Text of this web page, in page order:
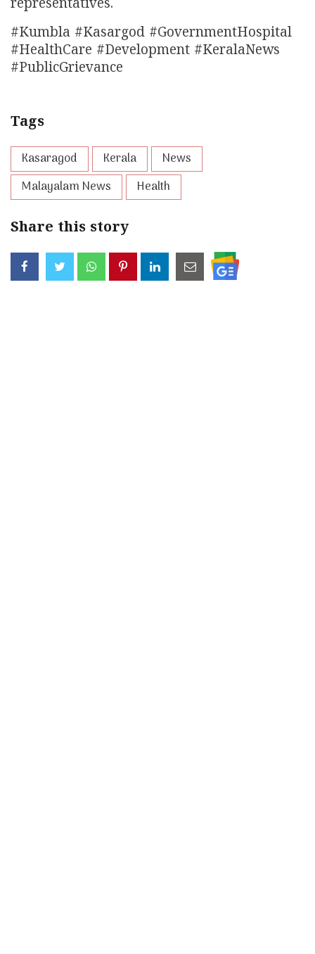
representatives.
#Kumbla #Kasargod #GovernmentHospital
#HealthCare #Development #KeralaNews
#PublicGrievance
Tags
Kasaragod Kerala
News
Malayalam News
Health
Share this story